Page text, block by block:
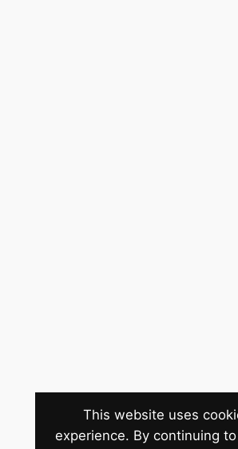
This website uses
experience. By continuing